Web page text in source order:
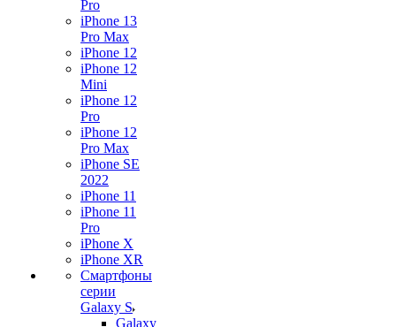
Pro
iPhone 13
Pro Max
iPhone 12
iPhone 12
Mini
iPhone 12
Pro
iPhone 12
Pro Max
iPhone SE
2022
iPhone 11
iPhone 11
Pro
iPhone X
iPhone XR
Смартфоны
серии
Galaxy S
Galaxy